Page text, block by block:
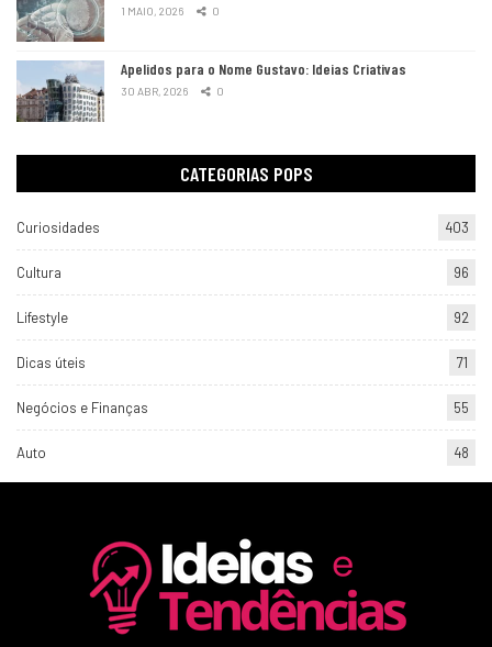
1 MAIO, 2026 0
Apelidos para o Nome Gustavo: Ideias Criativas
30 ABR, 2026 0
CATEGORIAS POPS
Curiosidades 403
Cultura 96
Lifestyle 92
Dicas úteis 71
Negócios e Finanças 55
Auto 48